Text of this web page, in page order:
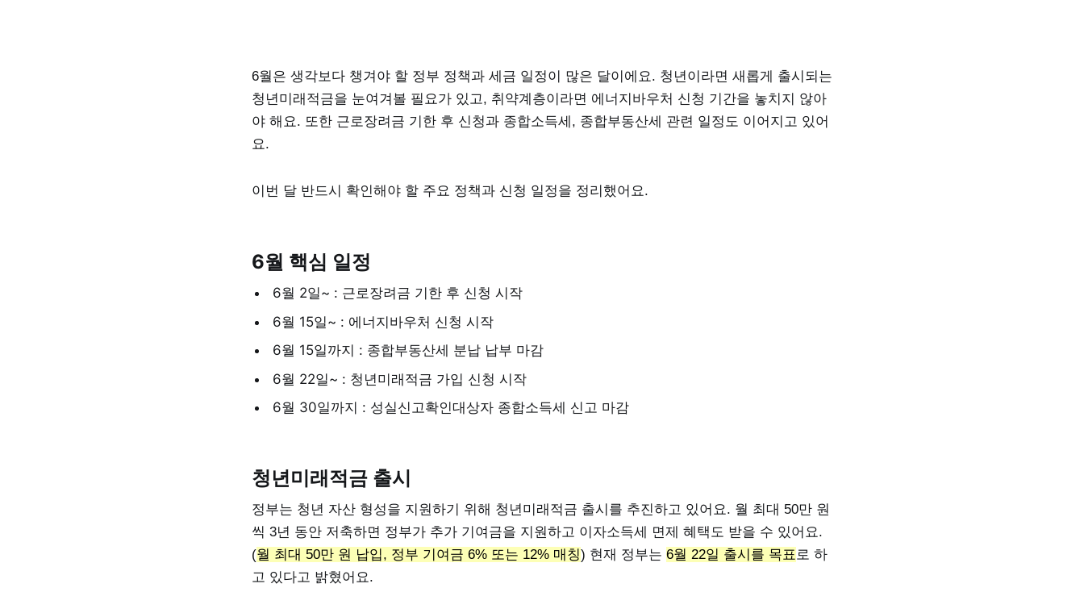
6월은 생각보다 챙겨야 할 정부 정책과 세금 일정이 많은 달이에요. 청년이라면 새롭게 출시되는
청년미래적금을 눈여겨볼 필요가 있고, 취약계층이라면 에너지바우처 신청 기간을 놓치지 않아
야 해요. 또한 근로장려금 기한 후 신청과 종합소득세, 종합부동산세 관련 일정도 이어지고 있어
요.
이번 달 반드시 확인해야 할 주요 정책과 신청 일정을 정리했어요.
6월 핵심 일정
6월 2일~ : 근로장려금 기한 후 신청 시작
6월 15일~ : 에너지바우처 신청 시작
6월 15일까지 : 종합부동산세 분납 납부 마감
6월 22일~ : 청년미래적금 가입 신청 시작
6월 30일까지 : 성실신고확인대상자 종합소득세 신고 마감
청년미래적금 출시
정부는 청년 자산 형성을 지원하기 위해 청년미래적금 출시를 추진하고 있어요. 월 최대 50만 원
씩 3년 동안 저축하면 정부가 추가 기여금을 지원하고 이자소득세 면제 혜택도 받을 수 있어요.
(월 최대 50만 원 납입, 정부 기여금 6% 또는 12% 매칭) 현재 정부는 6월 22일 출시를 목표로 하
고 있다고 밝혔어요.